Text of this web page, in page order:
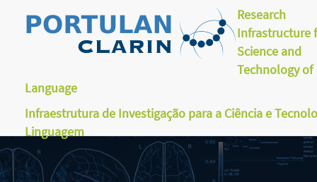
Research
Infrastructure
Science and
Technology of
Language
Infraestrutura de Investigação para a Ciência e
Linguagem